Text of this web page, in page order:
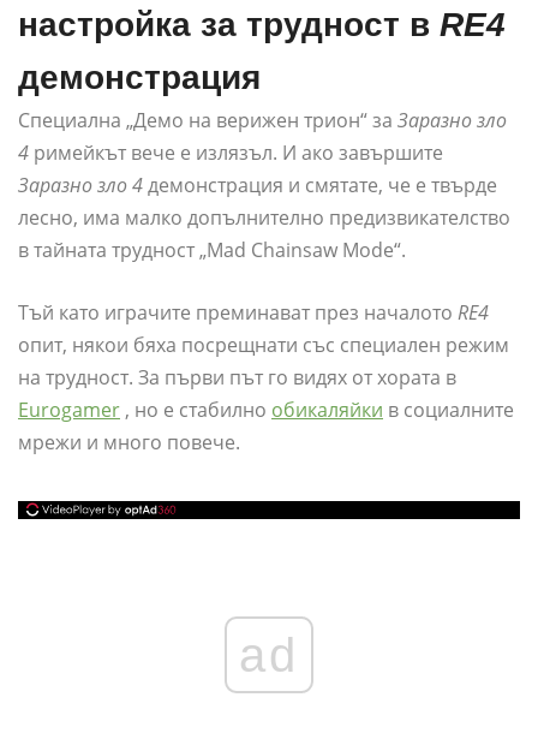
настройка за трудност в RE4
демонстрация
Специална „Демо на верижен трион“ за Заразно зло
4 римейкът вече е излязъл. И ако завършите
Заразно зло 4демонстрация и смятате, че е твърде
лесно, има малко допълнително предизвикателство
в тайната трудност „Mad Chainsaw Mode“.
Тъй като играчите преминават през началото RE4
опит, някои бяха посрещнати със специален режим
на трудност. За първи път го видях от хората в
Eurogamer , но е стабилно обикаляйки в социалните
мрежи и много повече.
ad